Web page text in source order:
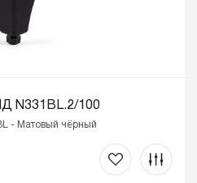
N331BL.2/100
- Матовый чёрный